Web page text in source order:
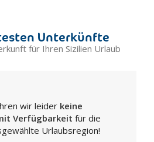
Unterkünfte
für Ihren Sizilien Urlaub
wir leider keine
Verfügbarkeit für die
Urlaubsregion!